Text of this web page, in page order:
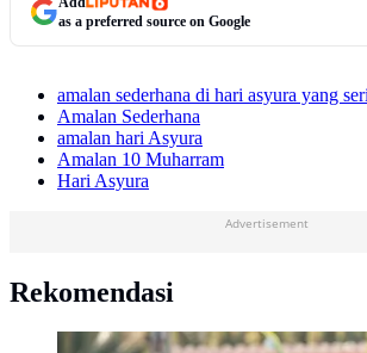
as a preferred source on Google
amalan sederhana di hari asyura yang
Amalan Sederhana
amalan hari Asyura
Amalan 10 Muharram
Hari Asyura
Advertisement
Rekomendasi